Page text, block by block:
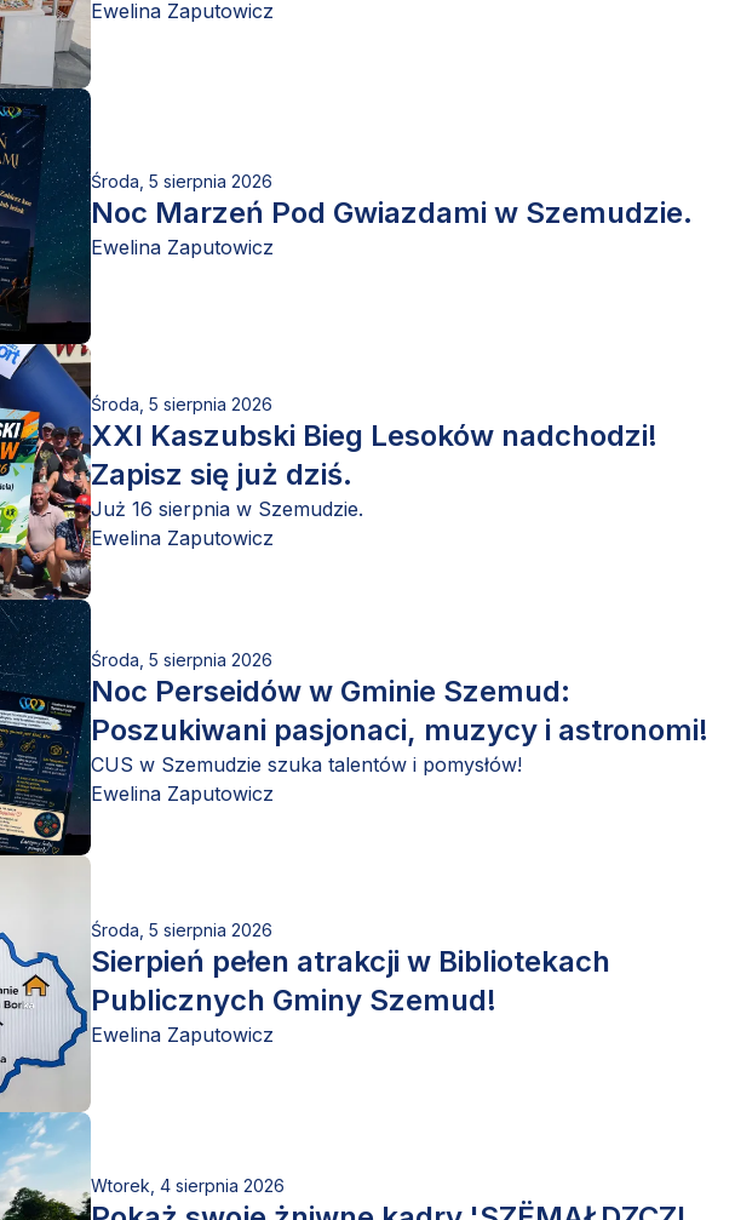
Ewelina Zaputowicz
Środa, 5 sierpnia 2026
Noc Marzeń Pod Gwiazdami w Szemudzie.
Ewelina Zaputowicz
Środa, 5 sierpnia 2026
XXI Kaszubski Bieg Lesoków nadchodzi!
Zapisz się już dziś.
Już 16 sierpnia w Szemudzie.
Ewelina Zaputowicz
Środa, 5 sierpnia 2026
Noc Perseidów w Gminie Szemud:
Poszukiwani pasjonaci, muzycy i astronomi!
CUS w Szemudzie szuka talentów i pomysłów!
Ewelina Zaputowicz
Środa, 5 sierpnia 2026
Sierpień pełen atrakcji w Bibliotekach
Publicznych Gminy Szemud!
Ewelina Zaputowicz
Wtorek, 4 sierpnia 2026